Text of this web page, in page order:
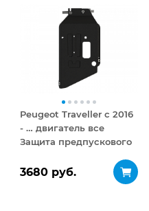
Peugeot Traveller с 2016
- … двигатель все
Защита предпускового
(вэбасто) сталь 2,5 мм
3680 руб.